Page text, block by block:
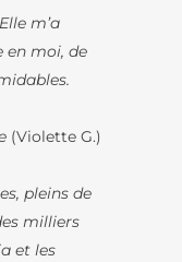
m’a
en moi, de
(Violette G.)
pleins de
milliers
et les